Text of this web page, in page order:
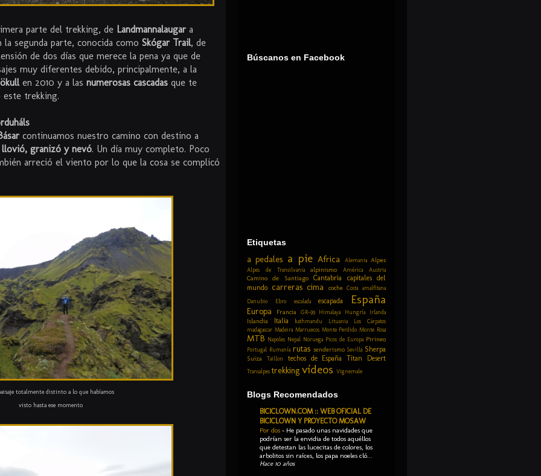
parte del trekking, de Landmannalaugara
la segunda parte, conocida como Skógar Trail, de
de dos días que merece la pena ya que de
muy diferentes debido, principalmente, a la
en 2010 y a las numerosas cascadas que te
este trekking.
continuamos nuestro camino con destino a
llovió, granizó y nevó. Un día muy completo. Poco
arreció el viento por lo que la cosa se complicó
totalmente distinto a lo que habíamos
visto hasta ese momento
Búscanos en Facebook
Etiquetas
a pedales a pie Africa Alemania Alpes
Alpes de Transilvania alpinismo América Austria
Camino de Santiago Cantabria
capitales del
mundo carreras cima coche
Costa amalfitana
Danubio
Ebro escalada escapada España
Europa Francia GR-99 Himalaya Hungría Irlanda
Islandia Italia kathmandu Lituania
Los Cárpatos
madagascar Madeira Marruecos Monte Perdido Monte Rosa
MTB Napoles Nepal Noruega Picos de Europa Pirineo
Portugal Rumanía rutas senderismo Sevilla Sherpa
Suiza Taillon techos de España Titan Desert
Transalpes trekking vídeos Vignemale
Blogs Recomendados
BICICLOWN.COM :: WEB OFICIAL DE
BICICLOWN Y PROYECTO MOSAW
Por dos - He pasado unas navidades que
podrían ser la envidia de todos aquéllos
que detestan las lucecitas de colores, los
arbolitos sin raíces, los papa noeles cló...
Hace 10 años